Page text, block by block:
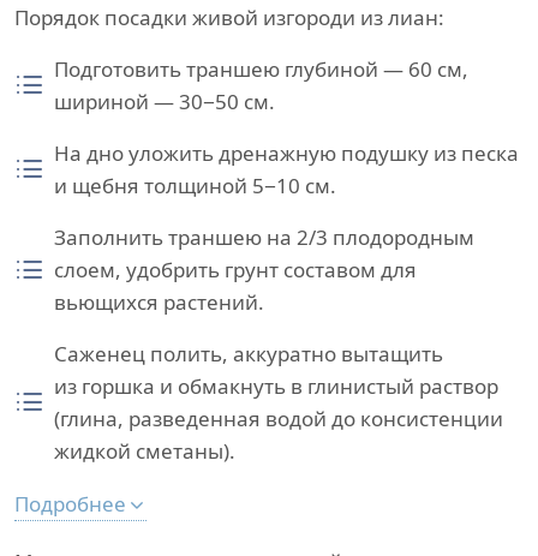
Порядок посадки живой изгороди из лиан:
Подготовить траншею глубиной — 60 см,
шириной — 30−50 см.
На дно уложить дренажную подушку из песка
и щебня толщиной 5−10 см.
Заполнить траншею на 2/3 плодородным
слоем, удобрить грунт составом для
вьющихся растений.
Саженец полить, аккуратно вытащить
из горшка и обмакнуть в глинистый раствор
(глина, разведенная водой до консистенции
жидкой сметаны).
Подробнее